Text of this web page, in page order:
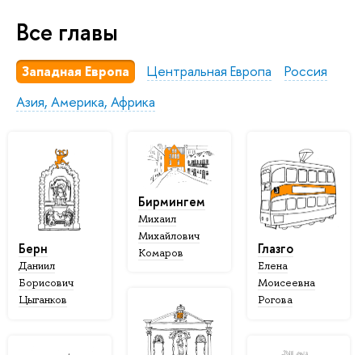
Все главы
Западная Европа Центральная Европа
Россия
Азия, Америка, Африка
Берн
Даниил
Борисович
Цыганков
Бирмингем
Михаил
Михайлович
Комаров
Глазго
Елена
Моисеевна
Рогова